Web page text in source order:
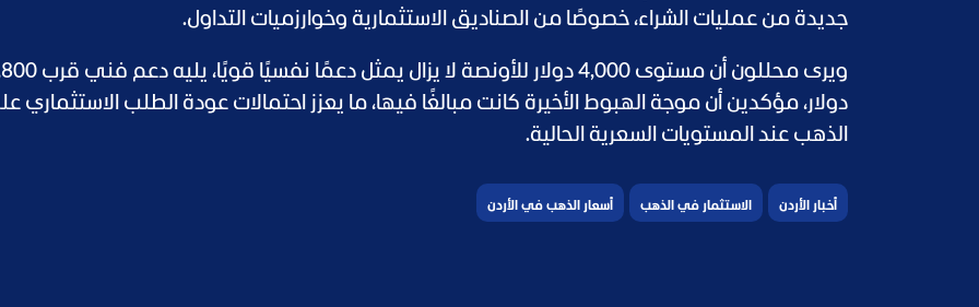
جديدة من عمليات الشراء، خصوصًا من الصناديق الاستثمارية وخوارزميات التداول.
ويرى محللون أن مستوى 4,000 دولار للأونصة لا يزال يمثل دعمًا
دولار، مؤكدين أن موجة الهبوط الأخيرة كانت مبالغًا فيها، ما يعزز احتمالات عودة الطلب الاستثماري
الذهب عند المستويات السعرية الحالية.
أخبار الأردن الاستثمار في الذهب أسعار الذهب في الأردن